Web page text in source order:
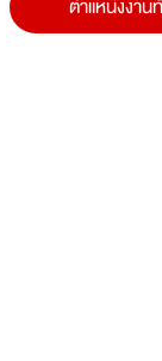
ตำแหน่งงา